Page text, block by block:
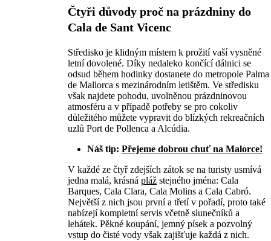
Čtyři důvody proč na prázdniny do
Cala de Sant Vicenc
Středisko je klidným místem k prožití vaší vysněné
letní dovolené. Díky nedaleko končící dálnici se
odsud během hodinky dostanete do metropole Palma
de Mallorca s mezinárodním letištěm. Ve středisku
však najdete pohodu, uvolněnou prázdninovou
atmosféru a v případě potřeby se pro cokoliv
důležitého můžete vypravit do blízkých rekreačních
uzlů Port de Pollenca a Alcúdia.
Náš tip: Přejeme dobrou chuť na Malorce!
V každé ze čtyř zdejších zátok se na turisty usmívá
jedna malá, krásná pláž stejného jména: Cala
Barques, Cala Clara, Cala Molins a Cala Cabró.
Největší z nich jsou první a třetí v pořadí, proto také
nabízejí kompletní servis včetně slunečníků a
lehátek. Pěkné koupání, jemný písek a pozvolný
vstup do čisté vody však zajišťuje každá z nich.